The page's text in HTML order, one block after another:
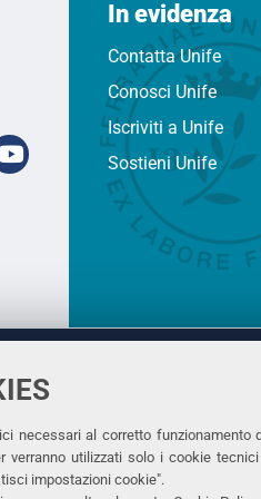
necessari al corretto funzionamento
verranno utilizzati solo i cookie
impostazioni cookie".
Youtube
In evidenza
Contatta Unife
Conosci Unife
Iscriviti a Unife
Sostieni Unife
Rettrice:
via Ludovico
C.F.